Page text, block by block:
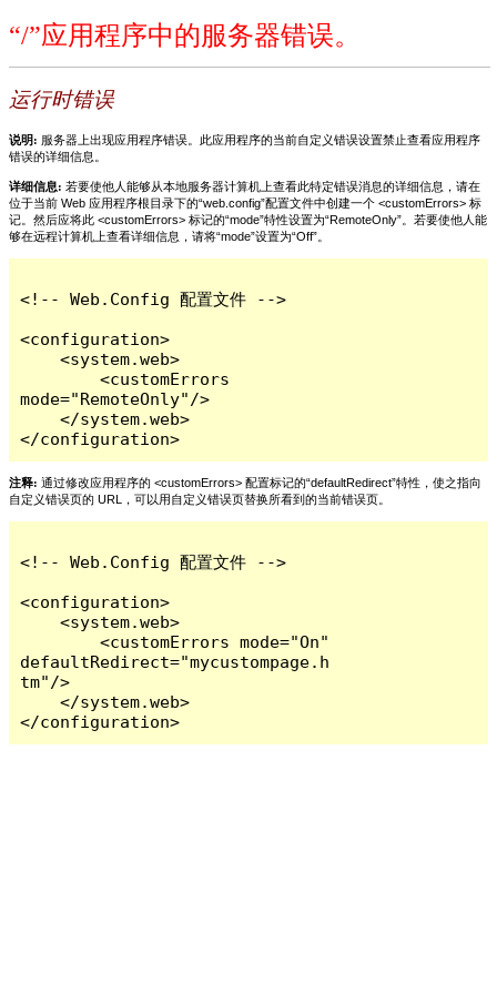
“/”应用程序中的服务器错误。
运行时错误
说明: 服务器上出现应用程序错误。此应用程序的当前自定义错误设置禁止查看应用程序
错误的详细信息。
详细信息: 若要使他人能够从本地服务器计算机上查看此特定错误消息的详细信息，请在
位于当前 Web 应用程序根目录下的“web.config”配置文件中创建一个 <customErrors> 标
记。然后应将此 <customErrors> 标记的“mode”特性设置为“RemoteOnly”。若要使他人能
够在远程计算机上查看详细信息，请将“mode”设置为“Off”。
<!-- Web.Config 配置文件 -->
<configuration>
    <system.web>
        <customErrors
mode="RemoteOnly"/>
    </system.web>
</configuration>
注释: 通过修改应用程序的 <customErrors> 配置标记的“defaultRedirect”特性，使之指向
自定义错误页的 URL，可以用自定义错误页替换所看到的当前错误页。
<!-- Web.Config 配置文件 -->
<configuration>
    <system.web>
        <customErrors mode="On"
defaultRedirect="mycustompage.h
tm"/>
    </system.web>
</configuration>